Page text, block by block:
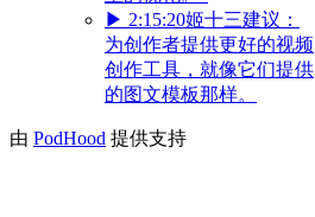
▶ 2:15:20姬十三建议：
为创作者提供更好的视频
创作工具，就像它们提供
的图文模板那样。
由 PodHood 提供支持